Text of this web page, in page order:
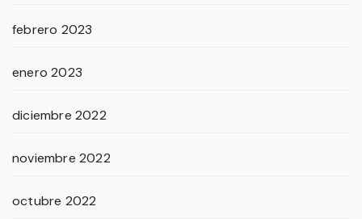
febrero 2023
enero 2023
diciembre 2022
noviembre 2022
octubre 2022